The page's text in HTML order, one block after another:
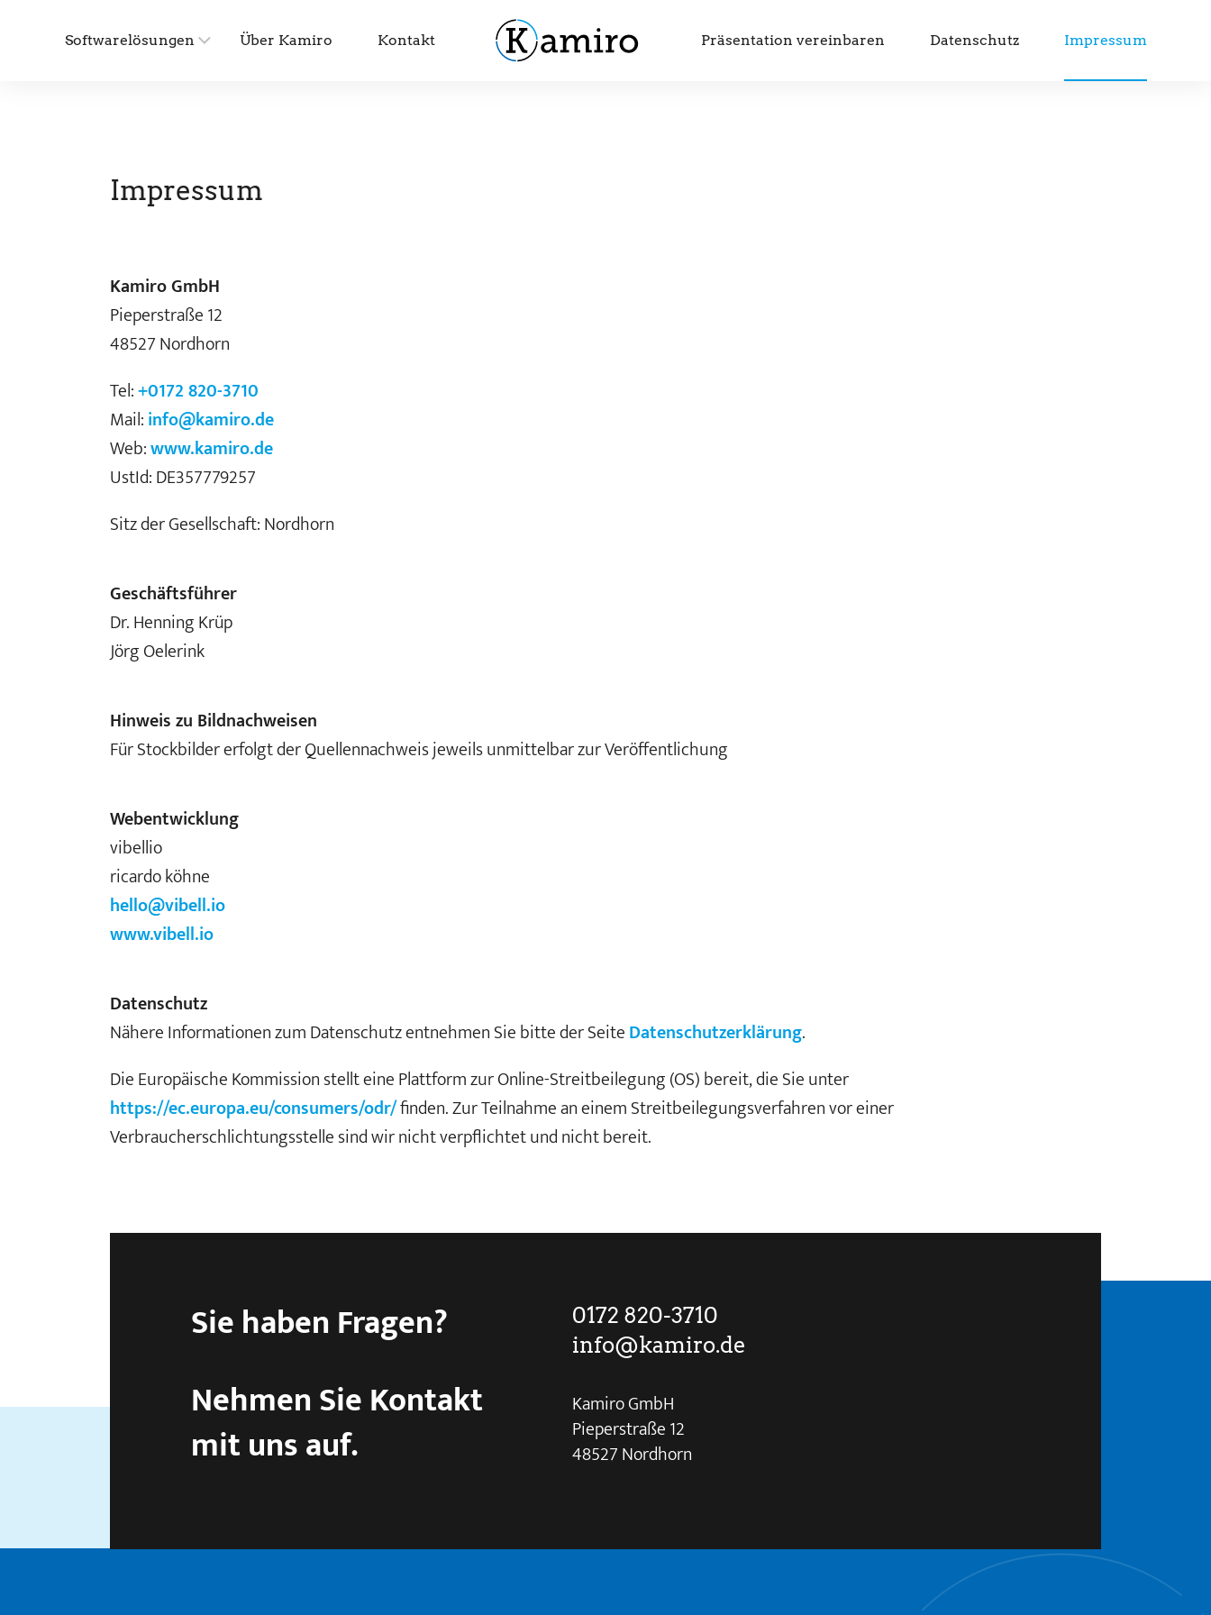
Softwarelösungen Über Kamiro Kontakt Präsentation vereinbaren Datenschutz Impressum
Impressum
Kamiro GmbH
Pieperstraße 12
48527 Nordhorn
Tel:+0172 820-3710
Mail:info@kamiro.de
Web:www.kamiro.de
UstId: DE357779257
Sitz der Gesellschaft: Nordhorn
Geschäftsführer
Dr. Henning Krüp
Jörg Oelerink
Hinweis zu Bildnachweisen
Für Stockbilder erfolgt der Quellennachweis jeweils unmittelbar zur Veröffentlichung
Webentwicklung
vibellio
ricardo köhne
hello@vibell.io
www.vibell.io
Datenschutz
Nähere Informationen zum Datenschutz entnehmen Sie bitte der SeiteDatenschutzerklärung.
Die Europäische Kommission stellt eine Plattform zur Online-Streitbeilegung (OS) bereit, die Sie unter
https://ec.europa.eu/consumers/odr/finden. Zur Teilnahme an einem Streitbeilegungsverfahren vor einer
Verbraucherschlichtungsstelle sind wir nicht verpflichtet und nicht bereit.
Sie haben Fragen?
Nehmen Sie Kontakt
mit uns auf.
0172 820-3710
info@kamiro.de
Kamiro GmbH
Pieperstraße 12
48527 Nordhorn